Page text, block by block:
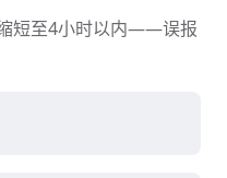
短至4小时以内——误报